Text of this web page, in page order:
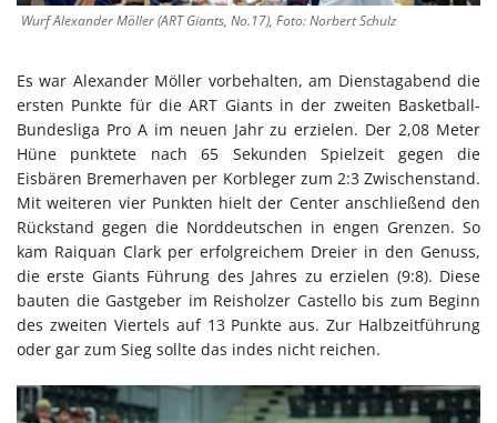
Wurf Alexander Möller (ART Giants, No.17), Foto: Norbert Schulz
Es war Alexander Möller vorbehalten, am Dienstagabend die
ersten Punkte für die ART Giants in der zweiten Basketball-
Bundesliga Pro A im neuen Jahr zu erzielen. Der 2,08 Meter
Hüne punktete nach 65 Sekunden Spielzeit gegen die
Eisbären Bremerhaven per Korbleger zum 2:3 Zwischenstand.
Mit weiteren vier Punkten hielt der Center anschließend den
Rückstand gegen die Norddeutschen in engen Grenzen. So
kam Raiquan Clark per erfolgreichem Dreier in den Genuss,
die erste Giants Führung des Jahres zu erzielen (9:8). Diese
bauten die Gastgeber im Reisholzer Castello bis zum Beginn
des zweiten Viertels auf 13 Punkte aus. Zur Halbzeitführung
oder gar zum Sieg sollte das indes nicht reichen.